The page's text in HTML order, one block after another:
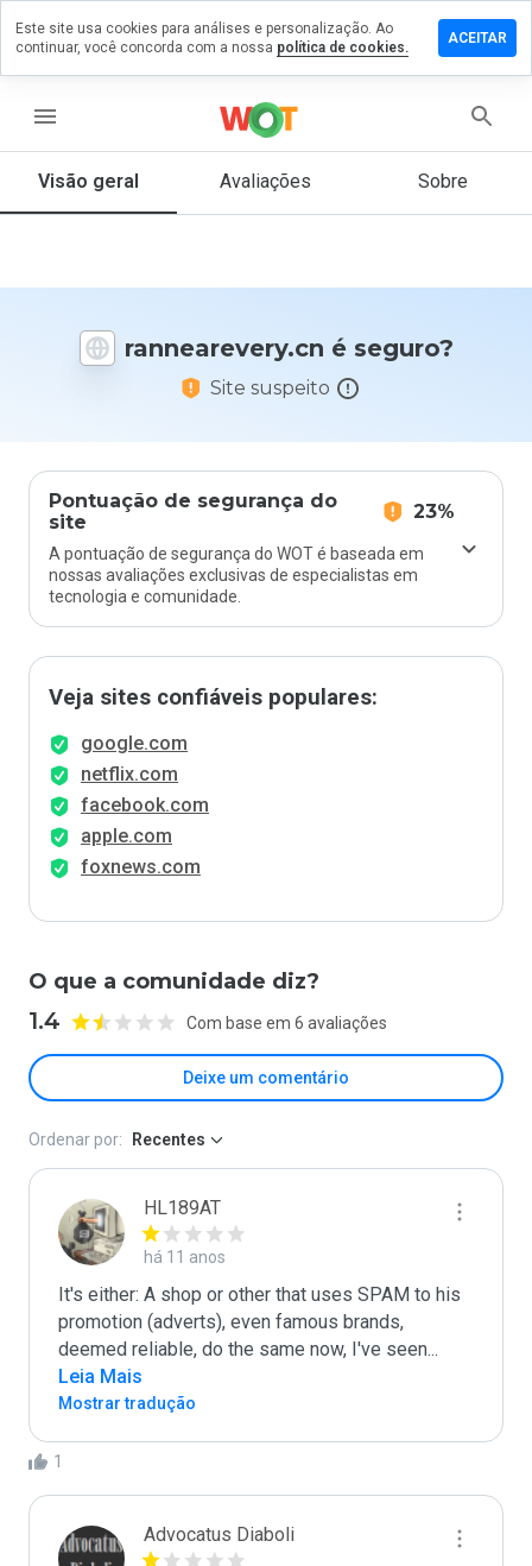
menu
Visão geral Avaliações Sobre
rannearevery.cn é seguro?
Site suspeito
Pontuação de segurança do
site
23%
A pontuação de segurança do WOT é baseada em
nossas avaliações exclusivas de especialistas em
tecnologia e comunidade.
Veja sites confiáveis populares:
google.com
netflix.com
facebook.com
apple.com
foxnews.com
O que a comunidade diz?
1.4 Com base em 6 avaliações
Deixe um comentário
um
em
De 1
nota
Ordenar por: Recentes
HL189AT
há 11 anos
It's either: A shop or other that uses SPAM to his
promotion (adverts), even famous brands,
deemed reliable, do the same now, I've seen...
Leia Mais
Mostrar tradução
1
Advocatus Diaboli
Este site usa cookies para análises e personalização. Ao
continuar, você concorda com a nossa política de cookies.
ACEITAR